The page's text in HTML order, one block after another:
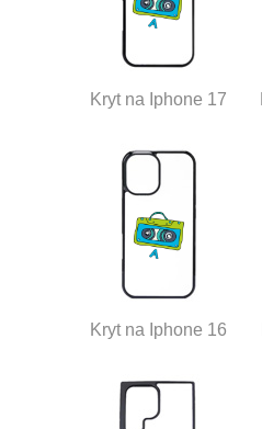
Kryt na Iphone 17
Kryt na Iphone 16